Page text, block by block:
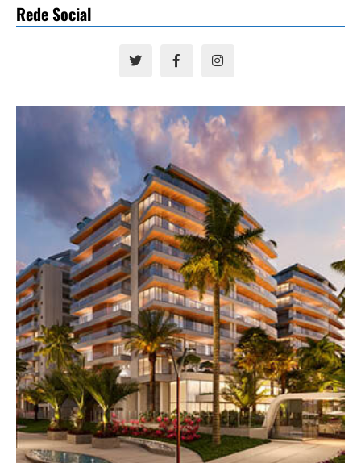
Rede Social